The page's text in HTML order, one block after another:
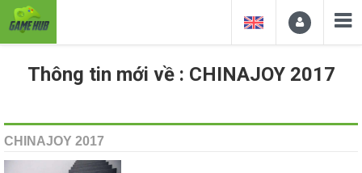
Thông tin mới về : CHINAJOY 2017
CHINAJOY 2017